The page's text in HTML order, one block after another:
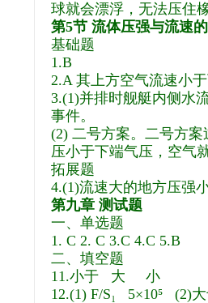
球就会漂浮，无法压住
第5节 流体压强与流速
基础题
1.B
2.A 其上方空气流速小
3.(1)并排时舰艇内侧水
事件。
(2) 二号方案。二号方
压小于下端气压，空气
拓展题
4.(1)流速大的地方压强
第九章 测试题
一、单选题
1. C 2. C 3.C 4.C 5.B
二、填空题
11.小于 大 小
12.(1) F/S₁ 5×10⁵ (2)